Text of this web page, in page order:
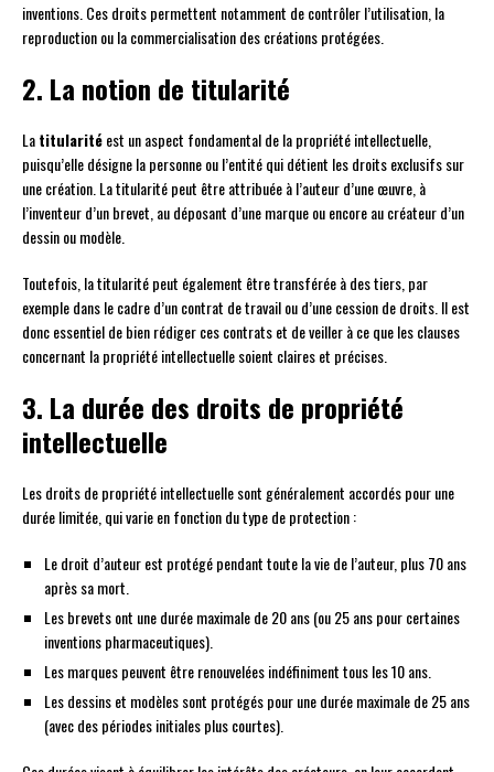
inventions. Ces droits permettent notamment de contrôler l’utilisation, la
reproduction ou la commercialisation des créations protégées.
2. La notion de titularité
Latitularitéest un aspect fondamental de la propriété intellectuelle,
puisqu’elle désigne la personne ou l’entité qui détient les droits exclusifs sur
une création. La titularité peut être attribuée à l’auteur d’une œuvre, à
l’inventeur d’un brevet, au déposant d’une marque ou encore au créateur d’un
dessin ou modèle.
Toutefois, la titularité peut également être transférée à des tiers, par
exemple dans le cadre d’un contrat de travail ou d’une cession de droits. Il est
donc essentiel de bien rédiger ces contrats et de veiller à ce que les clauses
concernant la propriété intellectuelle soient claires et précises.
3. La durée des droits de propriété
intellectuelle
Les droits de propriété intellectuelle sont généralement accordés pour une
durée limitée, qui varie en fonction du type de protection :
Le droit d’auteur est protégé pendant toute la vie de l’auteur, plus 70 ans
après sa mort.
Les brevets ont une durée maximale de 20 ans (ou 25 ans pour certaines
inventions pharmaceutiques).
Les marques peuvent être renouvelées indéfiniment tous les 10 ans.
Les dessins et modèles sont protégés pour une durée maximale de 25 ans
(avec des périodes initiales plus courtes).